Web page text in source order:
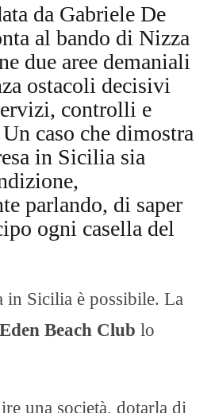
da Gabriele De
al bando di Nizza
due aree demaniali
ostacoli decisivi
controlli e
caso che dimostra
in Sicilia sia
parlando, di saper
ogni casella del
in Sicilia è possibile. La
Eden Beach Club lo
una società, dotarla di